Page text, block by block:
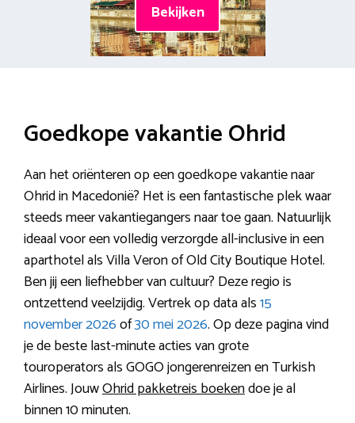
Bekijken
Goedkope vakantie Ohrid
Aan het oriënteren op een goedkope vakantie naar
Ohrid in Macedonië? Het is een fantastische plek waar
steeds meer vakantiegangers naar toe gaan. Natuurlijk
ideaal voor een volledig verzorgde all-inclusive in een
aparthotel als Villa Veron of Old City Boutique Hotel.
Ben jij een liefhebber van cultuur? Deze regio is
ontzettend veelzijdig. Vertrek op data als15
november 2026of30 mei 2026. Op deze pagina vind
je de beste last-minute acties van grote
touroperators als GOGO jongerenreizen en Turkish
Airlines. JouwOhrid pakketreis boekendoe je al
binnen 10 minuten.